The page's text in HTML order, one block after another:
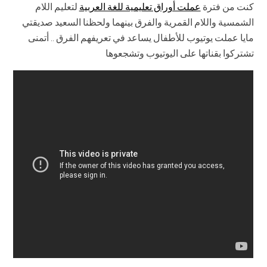
كنت من فترة عملت أوراق تعليمية للغة العربية لتعليم اللام
الشمسية واللام القمرية والفرق بينهما ولحظنا السعيد صديقتي
مايا عملت يوتيوب للأطفال يساعد في تعريفهم الفرق .. أتمنى
تشتركوا بقناتها على اليوتيوب وتشجعوها